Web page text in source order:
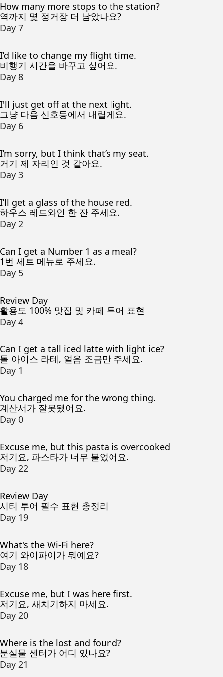
How many more stops to the station?
역까지 몇 정거장 더 남았나요?
Day 7
I’d like to change my flight time.
비행기 시간을 바꾸고 싶어요.
Day 8
I'll just get off at the next light.
그냥 다음 신호등에서 내릴게요.
Day 6
I’m sorry, but I think that’s my seat.
거기 제 자리인 것 같아요.
Day 3
I’ll get a glass of the house red.
하우스 레드와인 한 잔 주세요.
Day 2
Can I get a Number 1 as a meal?
1번 세트 메뉴로 주세요.
Day 5
Review Day
활용도 100% 맛집 및 카페 투어 표현
Day 4
Can I get a tall iced latte with light ice?
톨 아이스 라테, 얼음 조금만 주세요.
Day 1
You charged me for the wrong thing.
계산서가 잘못됐어요.
Day 0
Excuse me, but this pasta is overcooked
저기요, 파스타가 너무 불었어요.
Day 22
Review Day
시티 투어 필수 표현 총정리
Day 19
What's the Wi-Fi here?
여기 와이파이가 뭐예요?
Day 18
Excuse me, but I was here first.
저기요, 새치기하지 마세요.
Day 20
Where is the lost and found?
분실물 센터가 어디 있나요?
Day 21